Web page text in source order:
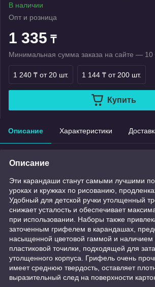
В наличии
Опт и розница
1 335 ₸
Минимальная сумма заказа на сайте — 10
1 240 ₸ от 20 шт. 1 144 ₸ от 200 шт.
Купить
Описание Характеристики
Описание
Эти карандаши станут самыми лучшими
уроках и кружках по рисованию,
Удобный для детской ручки утолщенный
снижает усталость и обеспечивает
при использовании. Наборы также
заточенным грифелем в карандашах,
насыщенной цветовой гаммой и наличием
пластиковой точилки, подходящей для
утолщенного корпуса. Грифель очень
имеет среднюю твердость, оставляет
выразительный след на поверхности